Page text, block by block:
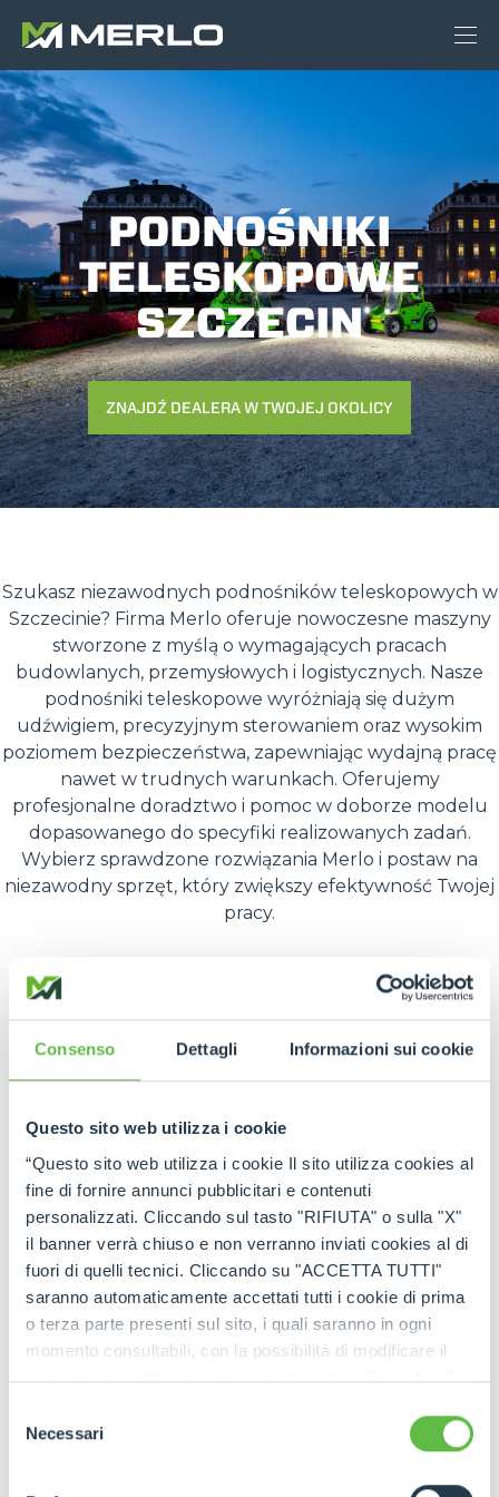
Consenso Dettagli Informazioni sui cookie
Questo sito web utilizza i cookie
“Questo sito web utilizza i cookie Il sito utilizza cookies al
fine di fornire annunci pubblicitari e contenuti
personalizzati. Cliccando sul tasto "RIFIUTA" o sulla "X"
il banner verrà chiuso e non verranno inviati cookies al di
fuori di quelli tecnici. Cliccando su "ACCETTA TUTTI"
saranno automaticamente accettati tutti i cookie di prima
o terza parte presenti sul sito, i quali saranno in ogni
momento consultabili, con la possibilità di modificare il
consenso prestato per ogni singolo cookie. Come fare?
ogni pagina, selezionare "Modifichi il suo consenso" e
dell'informativa completa nel footer presente in ogni
delNecessari
PODNOŚNIKI
TELESKOPOWE
SZCZECIN
ZNAJDŹ DEALERA W TWOJEJ OKOLICY
Szukasz niezawodnych podnośników teleskopowych w
Szczecinie? Firma Merlo oferuje nowoczesne maszyny
stworzone z myślą o wymagających pracach
budowlanych, przemysłowych i logistycznych. Nasze
podnośniki teleskopowe wyróżniają się dużym
udźwigiem, precyzyjnym sterowaniem oraz wysokim
poziomem bezpieczeństwa, zapewniając wydajną pracę
nawet w trudnych warunkach. Oferujemy
profesjonalne doradztwo i pomoc w doborze modelu
dopasowanego do specyfiki realizowanych zadań.
Wybierz sprawdzone rozwiązania Merlo i postaw na
niezawodny sprzęt, który zwiększy efektywność Twojej
pracy.
ZNAJDŹ DEALERA W TWOJEJ OKOLICY